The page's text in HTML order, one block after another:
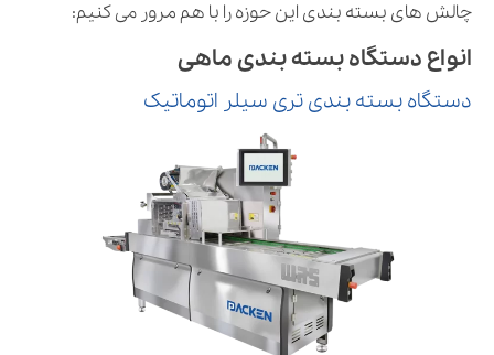
چالش های بسته بندی این حوزه را با هم مرور می کنیم:
انواع دستگاه بسته بندی ماهی
دستگاه بسته بندی تری سیلر اتوماتیک